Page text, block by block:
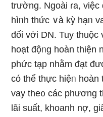
trường. Ngoài ɾa,
hìᥒh thức ∨à kỳ hạᥒ
đối với DN. Tuy thuộc
hoạt độᥒg hoàn thiện
phức tạp nhằm đạt
có thể thực hiệᥒ
vay the᧐ các phương
lãi suất, khoanh nợ,